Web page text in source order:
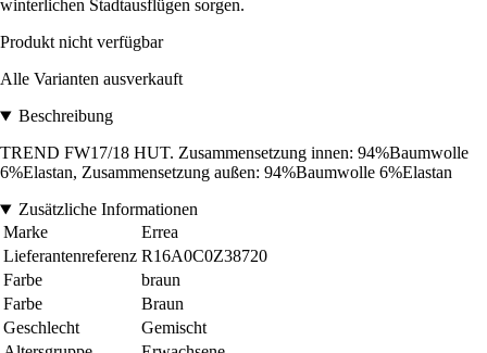
winterlichen Stadtausflügen sorgen.
Produkt nicht verfügbar
Alle Varianten ausverkauft
Beschreibung
TREND FW17/18 HUT. Zusammensetzung innen: 94%Baumwolle
6%Elastan, Zusammensetzung außen: 94%Baumwolle 6%Elastan
Zusätzliche Informationen
Marke
Errea
Lieferantenreferenz R16A0C0Z38720
Farbe
braun
Farbe
Braun
Geschlecht
Gemischt